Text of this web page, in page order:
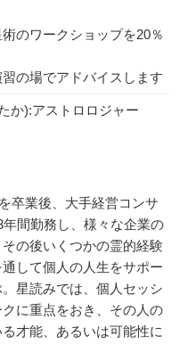
のワークショップを20％
習の場でアドバイスします
か):アストロロジャー
卒業後、大手経営コンサ
間勤務し、様々な企業の
の後いくつかの霊的経験
して個人の人生をサポー
星読みでは、個人セッシ
に重点をおき、その人の
才能、あるいは可能性に